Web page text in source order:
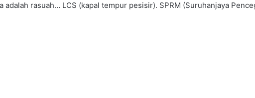
adalah rasuah… LCS (kapal tempur pesisir). SPRM (Suruhanjaya